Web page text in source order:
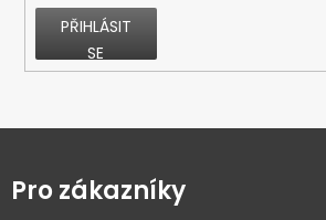
PŘIHLÁSIT
SE
pPro zákazníky